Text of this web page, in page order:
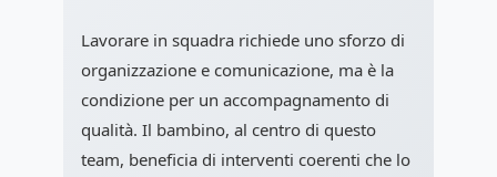
Lavorare in squadra richiede uno sforzo di
organizzazione e comunicazione, ma è la
condizione per un accompagnamento di
qualità. Il bambino, al centro di questo
team, beneficia di interventi coerenti che lo